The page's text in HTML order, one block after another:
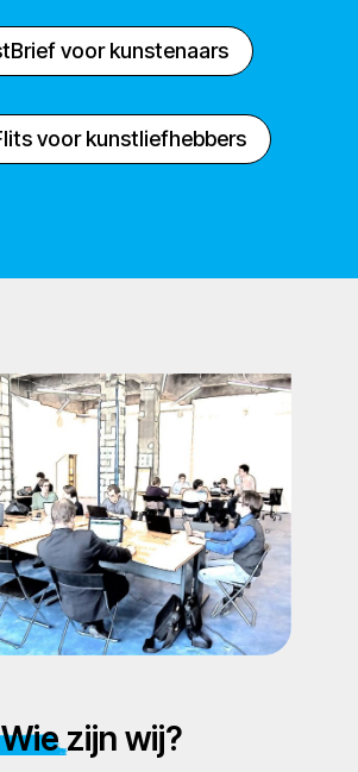
voor kunstenaars
voor kunstliefhebbers
Wie zijn wij?